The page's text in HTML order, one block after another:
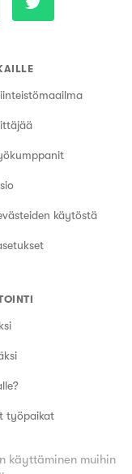
käytöstä
työpaikat
käyttäminen muihin